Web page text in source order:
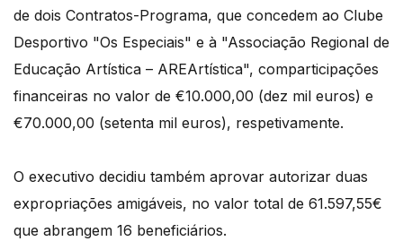
de dois Contratos-Programa, que concedem ao Clube
Desportivo "Os Especiais" e à "Associação Regional de
Educação Artística – AREArtística", comparticipações
financeiras no valor de €10.000,00 (dez mil euros) e
€70.000,00 (setenta mil euros), respetivamente.
O executivo decidiu também aprovar autorizar duas
expropriações amigáveis, no valor total de 61.597,55€
que abrangem 16 beneficiários.